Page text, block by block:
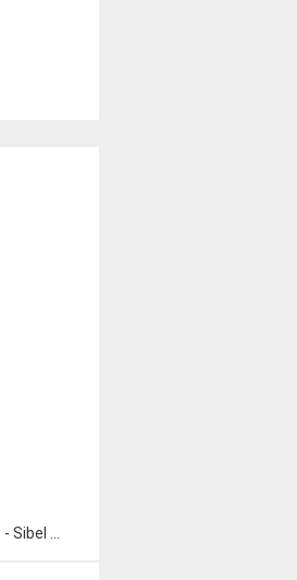
- Sibel Can & Soner Sarıkabadayı - Son Vapur / Yeni 2011♫